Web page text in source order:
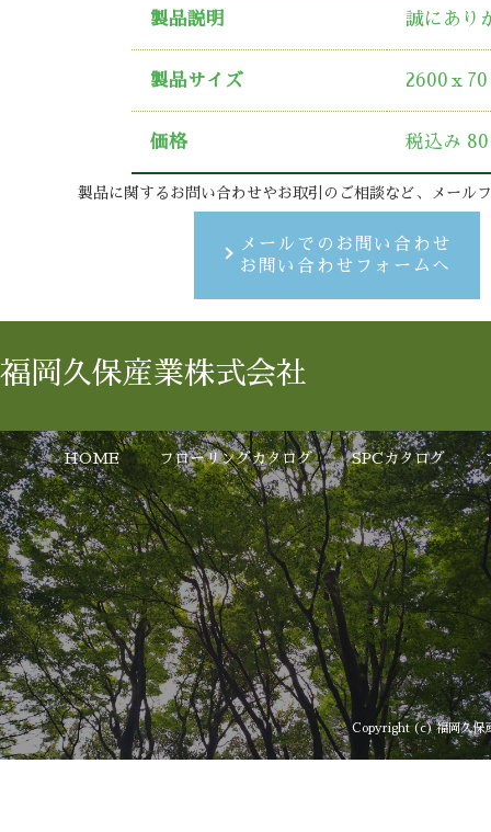
製品説明 誠にあり
製品サイズ 2600ｘ
価格 税込み
製品に関するお問い合わせやお取引のご相談など、メール
メールでのお問い合わせ
お問い合わせフォームへ
福岡久保産業株式会社
HOME フローリングカタログ SPCカタログ
Copyright (c) 福岡久保